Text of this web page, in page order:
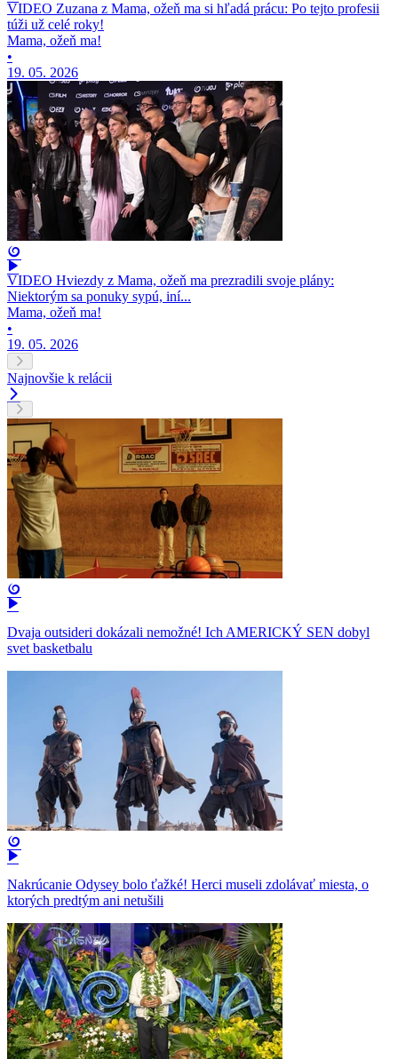
VIDEO Zuzana z Mama, ožeň ma si hľadá prácu: Po tejto profesii
túži už celé roky!
Mama, ožeň ma!
•
19. 05. 2026
VIDEO Hviezdy z Mama, ožeň ma prezradili svoje plány:
Niektorým sa ponuky sypú, iní...
Mama, ožeň ma!
•
19. 05. 2026
Najnovšie k relácii
Dvaja outsideri dokázali nemožné! Ich AMERICKÝ SEN dobyl
svet basketbalu
Nakrúcanie Odysey bolo ťažké! Herci museli zdolávať miesta, o
ktorých predtým ani netušili